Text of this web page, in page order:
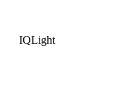
IQLight